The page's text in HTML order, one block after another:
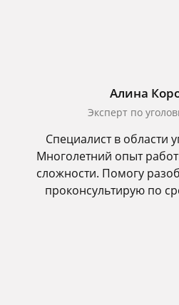
Алина
Эксперт по
Специалист в области
Многолетний опыт
сложности. Помогу
проконсультирую по